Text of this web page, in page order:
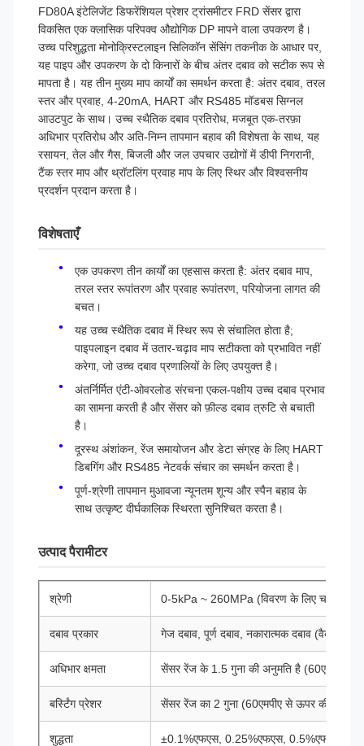
FD80A इंटेलिजेंट डिफरेंशियल प्रेशर ट्रांसमीटर FRD सेंसर द्वारा
विकसित एक क्लासिक परिपक्व औद्योगिक DP मापने वाला उपकरण है।
उच्च परिशुद्धता मोनोक्रिस्टलाइन सिलिकॉन सेंसिंग तकनीक के आधार पर,
यह पाइप और उपकरण के दो किनारों के बीच अंतर दबाव को सटीक रूप से
मापता है। यह तीन मुख्य माप कार्यों का समर्थन करता है: अंतर दबाव, तरल
स्तर और प्रवाह, 4-20mA, HART और RS485 मॉडबस सिग्नल
आउटपुट के साथ। उच्च स्थैतिक दबाव प्रतिरोध, मजबूत एक-तरफ़ा
अधिभार प्रतिरोध और अति-निम्न तापमान बहाव की विशेषता के साथ, यह
रसायन, तेल और गैस, बिजली और जल उपचार उद्योगों में डीपी निगरानी, ​​
टैंक स्तर माप और थ्रॉटलिंग प्रवाह माप के लिए स्थिर और विश्वसनीय
प्रदर्शन प्रदान करता है।
विशेषताएँ
एक उपकरण तीन कार्यों का एहसास करता है: अंतर दबाव माप,
तरल स्तर रूपांतरण और प्रवाह रूपांतरण, परियोजना लागत की
बचत।
यह उच्च स्थैतिक दबाव में स्थिर रूप से संचालित होता है;
पाइपलाइन दबाव में उतार-चढ़ाव माप सटीकता को प्रभावित नहीं
करेगा, जो उच्च दबाव प्रणालियों के लिए उपयुक्त है।
अंतर्निर्मित एंटी-ओवरलोड संरचना एकल-पक्षीय उच्च दबाव प्रभाव
का सामना करती है और सेंसर को फ़ील्ड दबाव त्रुटि से बचाती
है।
दूरस्थ अंशांकन, रेंज समायोजन और डेटा संग्रह के लिए HART
डिबगिंग और RS485 नेटवर्क संचार का समर्थन करता है।
पूर्ण-श्रेणी तापमान मुआवजा न्यूनतम शून्य और स्पैन बहाव के
साथ उत्कृष्ट दीर्घकालिक स्थिरता सुनिश्चित करता है।
उत्पाद पैरामीटर
श्रेणी 0-5kPa ~ 260MPa (विवरण के लिए चयन
दबाव प्रकार गेज दबाव, पूर्ण दबाव, नकारात्मक दबाव (वैकल्पिक)
अधिभार क्षमता सेंसर रेंज के 1.5 गुना की अनुमति है (60एमपीए से
बर्स्टिंग प्रेशर सेंसर रेंज का 2 गुना (60एमपीए से ऊपर की रेंज के
शुद्धता ±0.1%एफएस, 0.25%एफएस, 0.5%एफएस